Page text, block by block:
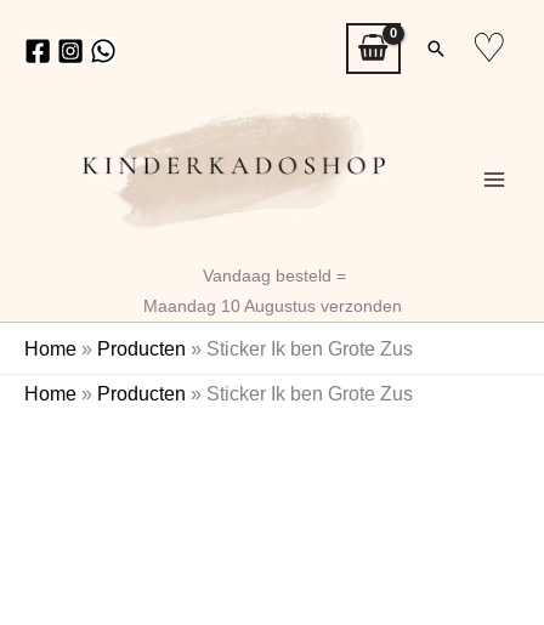
naar
Zoeken
♡
Vandaag besteld =
Maandag 10 Augustus verzonden
Home » Producten » Sticker Ik ben Grote Zus
Home » Producten » Sticker Ik ben Grote Zus
Sticker